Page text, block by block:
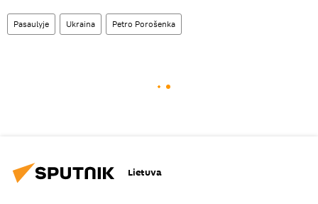
Pasaulyje Ukraina Petro Porošenka
Lietuva